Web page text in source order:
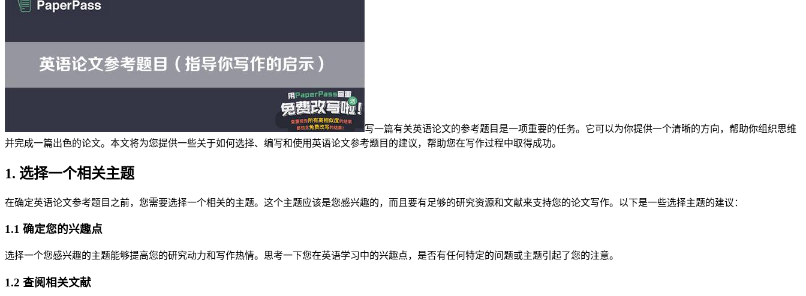
写一篇有关英语论文的参考题目是一项重要的任务。它可以为你提供一个清晰的方向，帮助你组织思维
并完成一篇出色的论文。本文将为您提供一些关于如何选择、编写和使用英语论文参考题目的建议，帮助您在写作过程中取得成功。
1. 选择一个相关主题
在确定英语论文参考题目之前，您需要选择一个相关的主题。这个主题应该是您感兴趣的，而且要有足够的研究资源和文献来支持您的论文写作。以下是一些选择主题的建议：
1.1 确定您的兴趣点
选择一个您感兴趣的主题能够提高您的研究动力和写作热情。思考一下您在英语学习中的兴趣点，是否有任何特定的问题或主题引起了您的注意。
1.2 查阅相关文献